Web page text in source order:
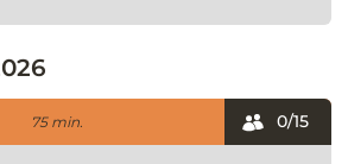
75 min. 0/15